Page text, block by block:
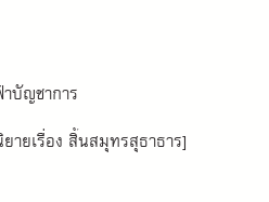
บัญชาการ
ายเรื่อง สิ้นสมุทรสุธาธาร]